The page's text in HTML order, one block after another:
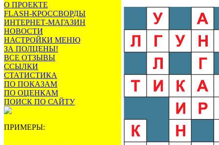
О ПРОЕКТЕ
FLASH-КРОССВОРДЫ
ИНТЕРНЕТ-МАГАЗИН
НОВОСТИ
НАСТРОЙКИ МЕНЮ
ЗА ПОЛЦЕНЫ!
ВСЕ ОТЗЫВЫ
ССЫЛКИ
СТАТИСТИКА
ПО ПОКАЗАМ
ПО ОЦЕНКАМ
ПОИСК ПО САЙТУ
ПРИМЕРЫ: